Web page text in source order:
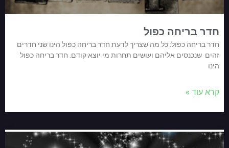
חדר בריחה כפול
חדר בריחה כפול: כל מה שצריך לדעת חדר בריחה כפול הינו שני חדרים
זהים שנכנסים אליהם ועושים תחרות מי יוצא קודם. חדר בריחה כפול
הינו
קרא עוד »